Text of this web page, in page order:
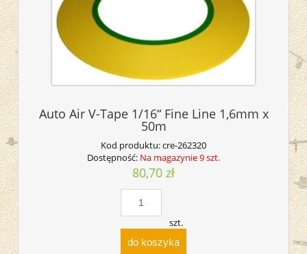
Auto Air V-Tape 1/16“ Fine Line 1,6mm x
50m
Kod produktu:cre-262320
Dostępność: Na magazynie 9 szt.
80,70 zł
szt.
do koszyka